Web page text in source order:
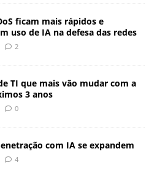
ficam mais rápidos e
uso de IA na defesa das redes
2
TI que mais vão mudar com a
3 anos
0
com IA se expandem
4